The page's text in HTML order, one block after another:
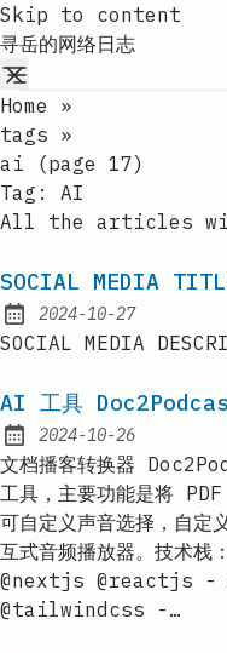
Skip to content
寻岳的网络日志
Home
»
tags »
ai (page 17)
Tag: AI
All the articles
SOCIAL MEDIA
Published:
2024-10-27
SOCIAL MEDIA
AI 工具
Published:
2024-10-26
文档播客转换器
工具，主要功能是将
可自定义声音选择，自定
互式音频播放器。技
@nextjs @reactjs -
@tailwindcss -…